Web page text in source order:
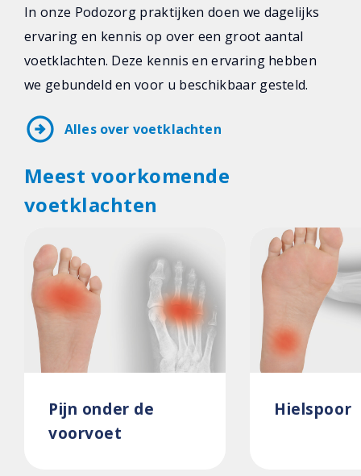
In onze Podozorg praktijken doen we dagelijks
ervaring en kennis op over een groot aantal
voetklachten. Deze kennis en ervaring hebben
we gebundeld en voor u beschikbaar gesteld.
arrow_circle_right Alles over voetklachten
Meest voorkomende
voetklachten
Pijn onder de
voorvoet
Hielspoor